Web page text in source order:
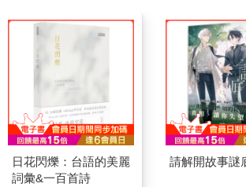
日花閃爍：台語的美麗
詞彙&一百首詩
請解開故事謎